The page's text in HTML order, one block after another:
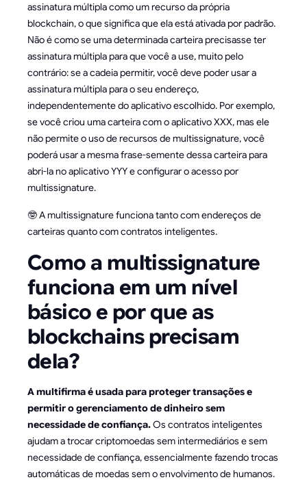
assinatura múltipla como um recurso da própria
blockchain, o que significa que ela está ativada por padrão.
Não é como se uma determinada carteira precisasse ter
assinatura múltipla para que você a use, muito pelo
contrário: se a cadeia permitir, você deve poder usar a
assinatura múltipla para o seu endereço,
independentemente do aplicativo escolhido. Por exemplo,
se você criou uma carteira com o aplicativo XXX, mas ele
não permite o uso de recursos de multissignature, você
poderá usar a mesma frase-semente dessa carteira para
abri-la no aplicativo YYY e configurar o acesso por
multissignature.
🤓 A multissignature funciona tanto com endereços de
carteiras quanto com contratos inteligentes.
Como a multissignature
funciona em um nível
básico e por que as
blockchains precisam
dela?
A multifirma é usada para proteger transações e
permitir o gerenciamento de dinheiro sem
necessidade de confiança.Os contratos inteligentes
ajudam a trocar criptomoedas sem intermediários e sem
necessidade de confiança, essencialmente fazendo trocas
automáticas de moedas sem o envolvimento de humanos.